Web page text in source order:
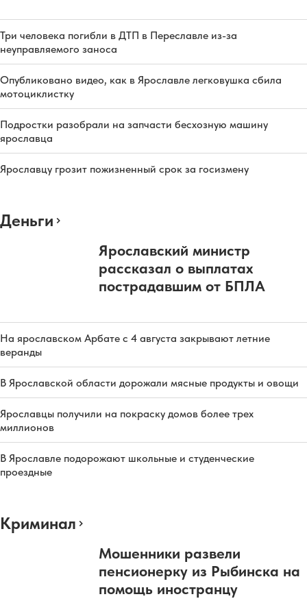
Три человека погибли в ДТП в Переславле из-за
неуправляемого заноса
Опубликовано видео, как в Ярославле легковушка сбила
мотоциклистку
Подростки разобрали на запчасти бесхозную машину
ярославца
Ярославцу грозит пожизненный срок за госизмену
Деньги
Ярославский министр
рассказал о выплатах
пострадавшим от БПЛА
На ярославском Арбате с 4 августа закрывают летние
веранды
В Ярославской области дорожали мясные продукты и овощи
Ярославцы получили на покраску домов более трех
миллионов
В Ярославле подорожают школьные и студенческие
проездные
Криминал
Мошенники развели
пенсионерку из Рыбинска на
помощь иностранцу